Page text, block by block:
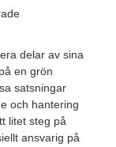
delar av sina
en grön
satsningar
och hantering
litet steg på
ansvarig på